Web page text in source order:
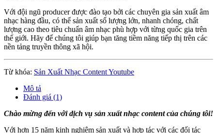
Với đội ngũ producer được đào tạo bởi các chuyên gia sản xuất âm
nhạc hàng đầu, có thể sản xuất số lượng lớn, nhanh chóng, chất
lượng cao theo tiêu chuẩn âm nhạc phù hợp với từng quốc gia trên
thế giới. Hãy để chúng tôi giúp bạn tăng tiềm năng tiếp thị trên các
nền tảng truyền thông xã hội.
Từ khóa: Sản Xuất Nhạc Content Youtube
Mô tả
Đánh giá (1)
Chào mừng đến với dịch vụ sản xuất nhạc content của chúng tôi!
Với hơn 15 năm kinh nghiệm sản xuất và hợp tác với các đối tác